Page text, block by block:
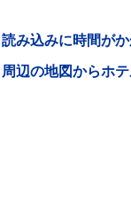
読み込みに時間が
周辺の地図からホ